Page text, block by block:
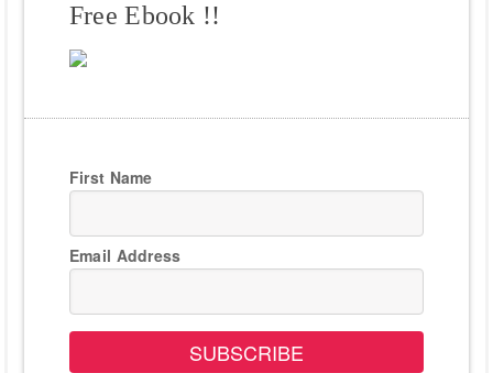
Free Ebook !!
First Name
Email Address
SUBSCRIBE